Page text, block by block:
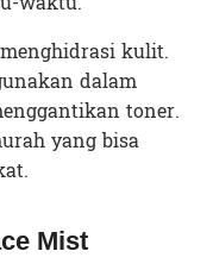
kulit.
dalam
toner.
yang bisa
Mist